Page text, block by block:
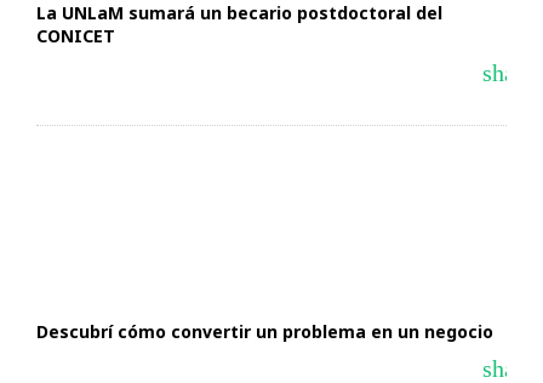
La UNLaM sumará un becario postdoctoral del
CONICET
share
Descubrí cómo convertir un problema en un negocio
share